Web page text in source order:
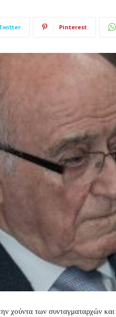
Pinterest
χούντα των συνταγματαρχών